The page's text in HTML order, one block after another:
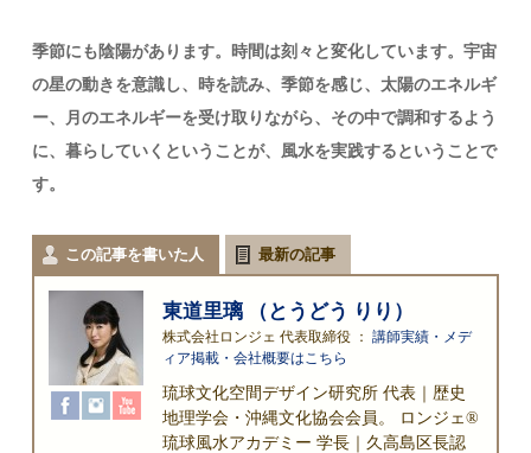
季節にも陰陽があります。時間は刻々と変化しています。宇宙
の星の動きを意識し、時を読み、季節を感じ、太陽のエネルギ
ー、月のエネルギーを受け取りながら、その中で調和するよう
に、暮らしていくということが、風水を実践するということで
す。
この記事を書いた人 最新の記事
東道里璃 （とうどう りり）
株式会社ロンジェ 代表取締役 ：講師実績・メデ
ィア掲載・会社概要はこちら
琉球文化空間デザイン研究所 代表｜歴史
地理学会・沖縄文化協会会員。 ロンジェ®
琉球風水アカデミー 学長｜久高島区長認